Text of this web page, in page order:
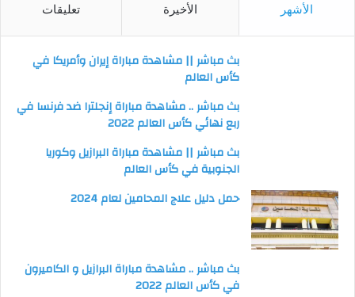
الأشهر الأخيرة تعليقات
بث مباشر || مشاهدة مباراة إيران وأمريكا في
كأس العالم
بث مباشر .. مشاهدة مباراة إنجلترا ضد فرنسا في
ربع نهائي كأس العالم 2022
بث مباشر || مشاهدة مباراة البرازيل وكوريا
الجنوبية في كأس العالم
حمل دليل علاج المحامين لعام 2024
بث مباشر .. مشاهدة مباراة البرازيل و الكاميرون
في كأس العالم 2022